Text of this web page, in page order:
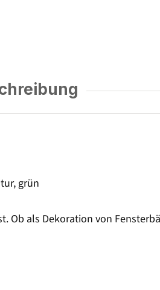
grün
Ob als Dekoration von